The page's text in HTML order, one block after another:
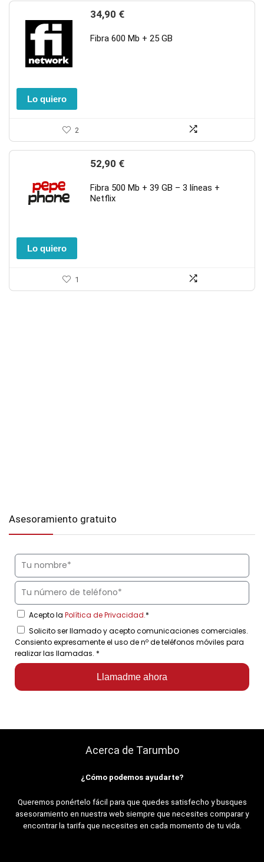
34,90 €
Fibra 600 Mb + 25 GB
2
Lo quiero
52,90 €
Fibra 500 Mb + 39 GB – 3 líneas +
Netflix
1
Lo quiero
Asesoramiento gratuito
Acepto la Política de Privacidad.*
Solicito ser llamado y acepto comunicaciones comerciales.
Consiento expresamente el uso de nº de teléfonos móviles para
realizar las llamadas. *
Llamadme ahora
Acerca de Tarumbo
¿Cómo podemos ayudarte?
Queremos ponértelo fácil para que quedes satisfecho y busques
asesoramiento en nuestra web siempre que necesites comparar y
encontrar la tarifa que necesites en cada momento de tu vida.